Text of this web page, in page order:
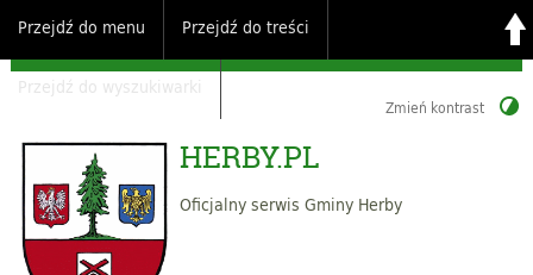
Przejdź do menu Przejdź do treści
Przejdź do wyszukiwarki
Zmień kontrast
HERBY.PL
Oficjalny serwis Gminy Herby